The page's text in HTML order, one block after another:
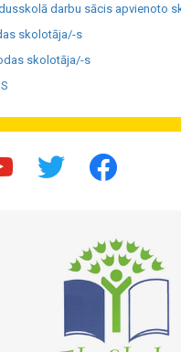
darbu sācis apvienoto
skolotāja/-s
skolotāja/-s